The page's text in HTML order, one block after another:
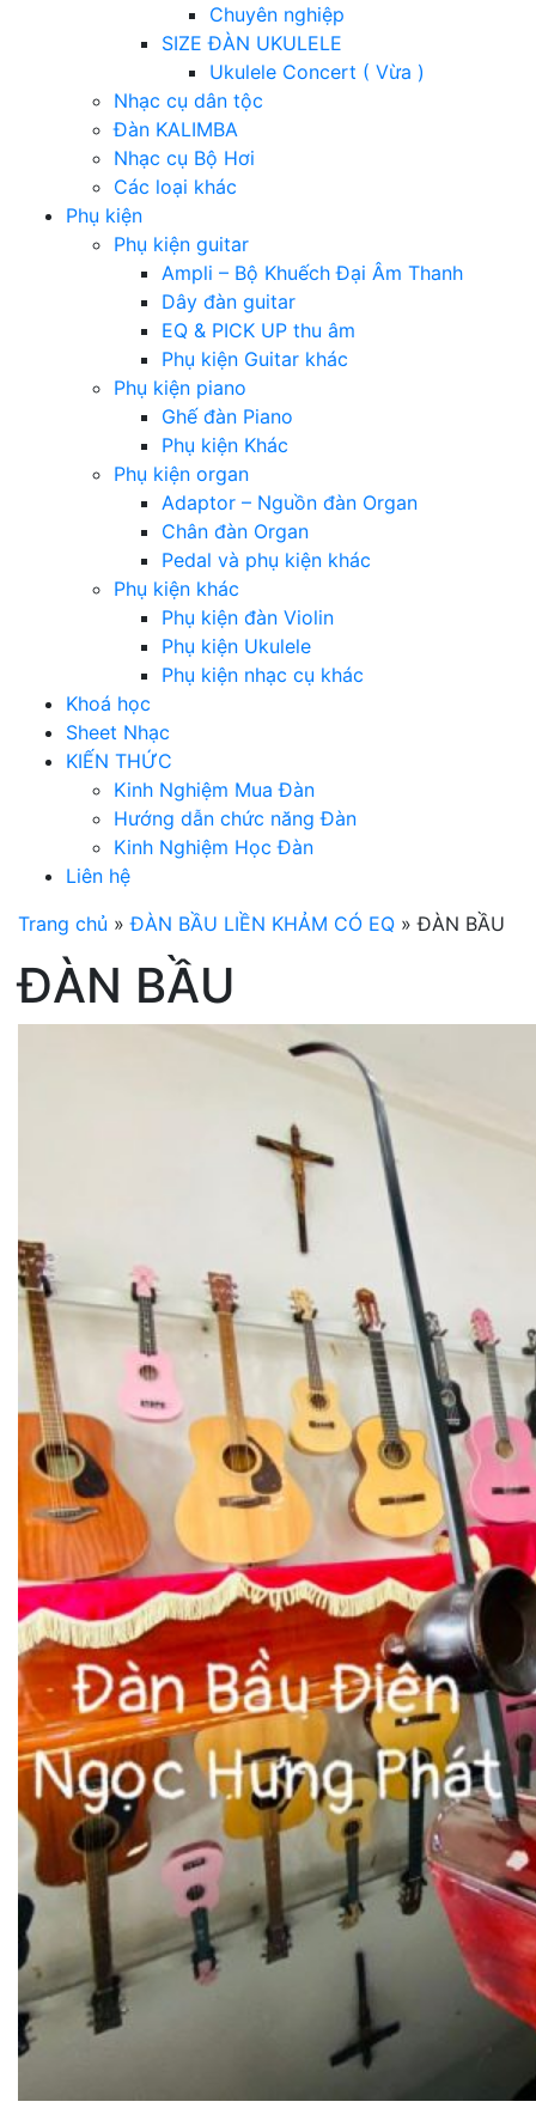
Chuyên nghiệp
SIZE ĐÀN UKULELE
Ukulele Concert ( Vừa )
Nhạc cụ dân tộc
Đàn KALIMBA
Nhạc cụ Bộ Hơi
Các loại khác
Phụ kiện
Phụ kiện guitar
Ampli – Bộ Khuếch Đại Âm Thanh
Dây đàn guitar
EQ & PICK UP thu âm
Phụ kiện Guitar khác
Phụ kiện piano
Ghế đàn Piano
Phụ kiện Khác
Phụ kiện organ
Adaptor – Nguồn đàn Organ
Chân đàn Organ
Pedal và phụ kiện khác
Phụ kiện khác
Phụ kiện đàn Violin
Phụ kiện Ukulele
Phụ kiện nhạc cụ khác
Khoá học
Sheet Nhạc
KIẾN THỨC
Kinh Nghiệm Mua Đàn
Hướng dẫn chức năng Đàn
Kinh Nghiệm Học Đàn
Liên hệ
Trang chủ »ĐÀN BẦU LIỀN KHẢM CÓ EQ »ĐÀN BẦU
ĐÀN BẦU